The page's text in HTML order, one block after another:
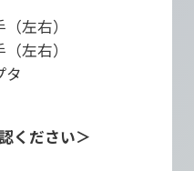
左右）
左右）
タ
ください＞